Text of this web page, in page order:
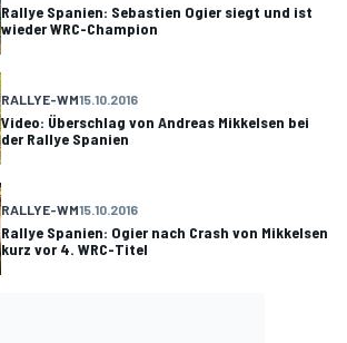
Rallye Spanien: Sebastien Ogier siegt und ist
wieder WRC-Champion
RALLYE-WM15.10.2016
Video: Überschlag von Andreas Mikkelsen bei
der Rallye Spanien
RALLYE-WM15.10.2016
Rallye Spanien: Ogier nach Crash von Mikkelsen
kurz vor 4. WRC-Titel